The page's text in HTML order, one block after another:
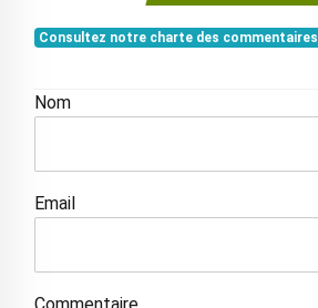
Consultez notre charte des commentaires
Nom
Email